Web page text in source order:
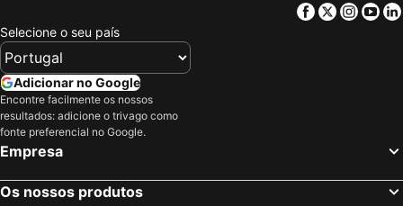
Facebook
Twitter
Selecione o seu país
Adicionar no Google
Encontre facilmente os nossos
resultados: adicione o trivago como
fonte preferencial no Google.
Empresa
Os nossos produtos